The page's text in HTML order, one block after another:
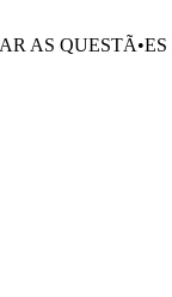
AS